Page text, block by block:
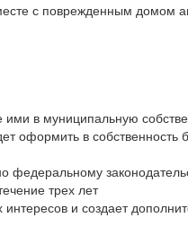
с поврежденным домом
в муниципальную
оформить в собственность
федеральному
трех лет
и создает